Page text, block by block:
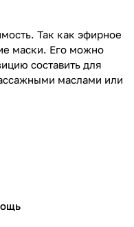
Так как эфирное
маски. Его можно
составить для
маслами или